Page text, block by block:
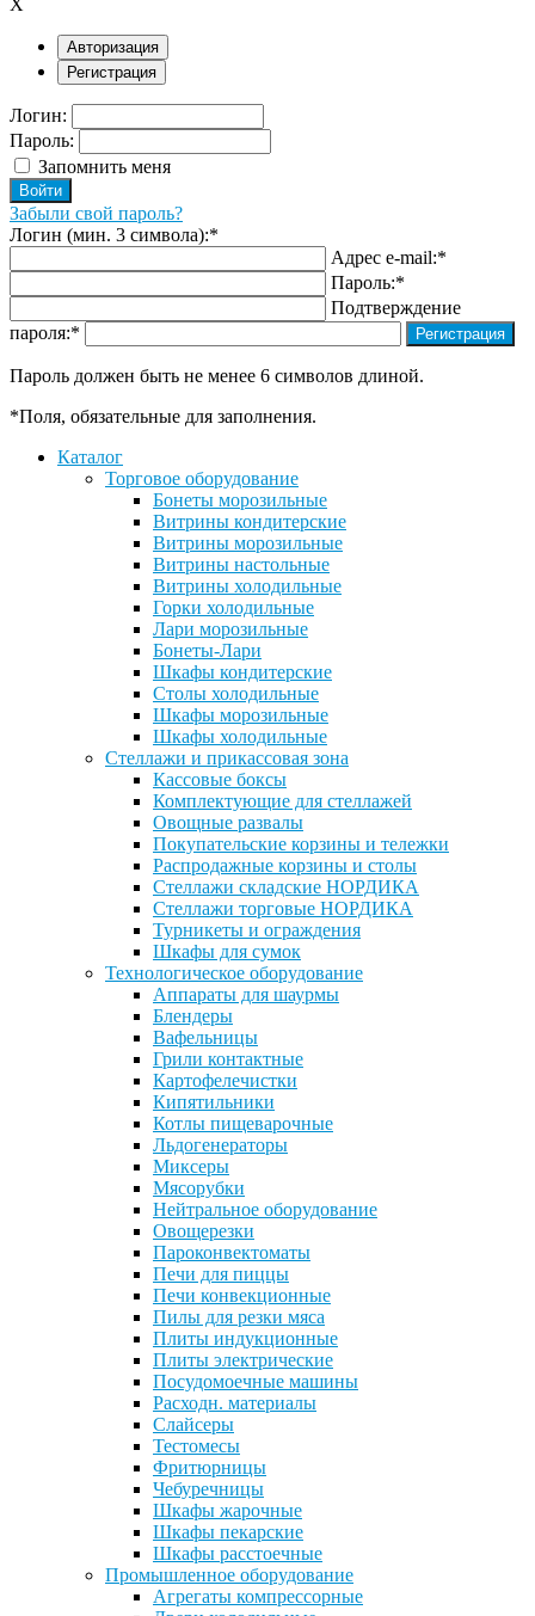
X
Авторизация
Регистрация
Логин:
Пароль:
Запомнить меня
Забыли свой пароль?
Логин (мин. 3 символа):*
Адрес e-mail:*
Пароль:*
Подтверждение
пароля:*
Пароль должен быть не менее 6 символов длиной.
*Поля, обязательные для заполнения.
Каталог
Торговое оборудование
Бонеты морозильные
Витрины кондитерские
Витрины морозильные
Витрины настольные
Витрины холодильные
Горки холодильные
Лари морозильные
Бонеты-Лари
Шкафы кондитерские
Столы холодильные
Шкафы морозильные
Шкафы холодильные
Стеллажи и прикассовая зона
Кассовые боксы
Комплектующие для стеллажей
Овощные развалы
Покупательские корзины и тележки
Распродажные корзины и столы
Стеллажи складские НОРДИКА
Стеллажи торговые НОРДИКА
Турникеты и ограждения
Шкафы для сумок
Технологическое оборудование
Аппараты для шаурмы
Блендеры
Вафельницы
Грили контактные
Картофелечистки
Кипятильники
Котлы пищеварочные
Льдогенераторы
Миксеры
Мясорубки
Нейтральное оборудование
Овощерезки
Пароконвектоматы
Печи для пиццы
Печи конвекционные
Пилы для резки мяса
Плиты индукционные
Плиты электрические
Посудомоечные машины
Расходн. материалы
Слайсеры
Тестомесы
Фритюрницы
Чебуречницы
Шкафы жарочные
Шкафы пекарские
Шкафы расстоечные
Промышленное оборудование
Агрегаты компрессорные